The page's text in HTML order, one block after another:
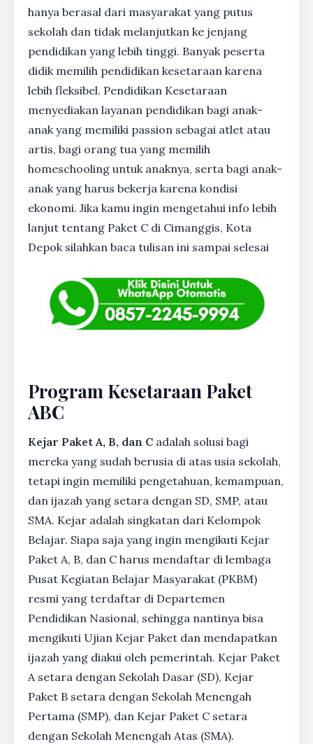
hanya berasal dari masyarakat yang putus
sekolah dan tidak melanjutkan ke jenjang
pendidikan yang lebih tinggi. Banyak peserta
didik memilih pendidikan kesetaraan karena
lebih fleksibel. Pendidikan Kesetaraan
menyediakan layanan pendidikan bagi anak-
anak yang memiliki passion sebagai atlet atau
artis, bagi orang tua yang memilih
homeschooling untuk anaknya, serta bagi anak-
anak yang harus bekerja karena kondisi
ekonomi. Jika kamu ingin mengetahui info lebih
lanjut tentang Paket C di Cimanggis, Kota
Depok silahkan baca tulisan ini sampai selesai
Program Kesetaraan Paket
ABC
Kejar Paket A, B, dan C adalah solusi bagi
mereka yang sudah berusia di atas usia sekolah,
tetapi ingin memiliki pengetahuan, kemampuan,
dan ijazah yang setara dengan SD, SMP, atau
SMA. Kejar adalah singkatan dari Kelompok
Belajar. Siapa saja yang ingin mengikuti Kejar
Paket A, B, dan C harus mendaftar di lembaga
Pusat Kegiatan Belajar Masyarakat (PKBM)
resmi yang terdaftar di Departemen
Pendidikan Nasional, sehingga nantinya bisa
mengikuti Ujian Kejar Paket dan mendapatkan
ijazah yang diakui oleh pemerintah. Kejar Paket
A setara dengan Sekolah Dasar (SD), Kejar
Paket B setara dengan Sekolah Menengah
Pertama (SMP), dan Kejar Paket C setara
dengan Sekolah Menengah Atas (SMA).